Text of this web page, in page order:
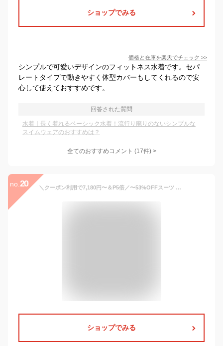
ショップでみる
価格と在庫を楽天でチェック >>
シンプルで可愛いデザインのフィットネス水着です。セパ
レートタイプで動きやすく体型カバーもしてくれるので安
心して使えておすすめです。
回答された質問
水着｜長く着れるベーシック水着！流行り廃りのないシンプルな
スイムウェアのおすすめは？
全てのおすすめコメント (17件) >
no. 20 ＼クーポン利用で7,180円〜＆P5倍／〜53%OFFスーツ レディース 大きいサイズ ビジネススーツ セットアップ 夏 洗える ストレッチ パンツスーツ ロングジャケット 春秋冬 30代 40代 50代 通勤 面接 サマースーツ オフィス 試着チケット対象 【365日即日発送】
ショップでみる